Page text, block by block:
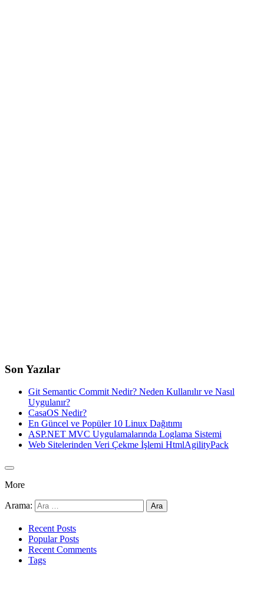
Son Yazılar
Git Semantic Commit Nedir? Neden Kullanılır ve Nasıl
Uygulanır?
CasaOS Nedir?
En Güncel ve Popüler 10 Linux Dağıtımı
ASP.NET MVC Uygulamalarında Loglama Sistemi
Web Sitelerinden Veri Çekme İşlemi HtmlAgilityPack
More
Arama:
Recent Posts
Popular Posts
Recent Comments
Tags